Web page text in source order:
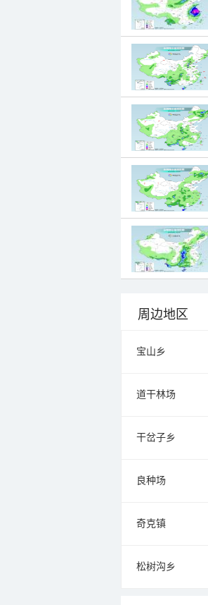
周边地区
宝山乡
道干林场
干岔子乡
良种场
奇克镇
松树沟乡